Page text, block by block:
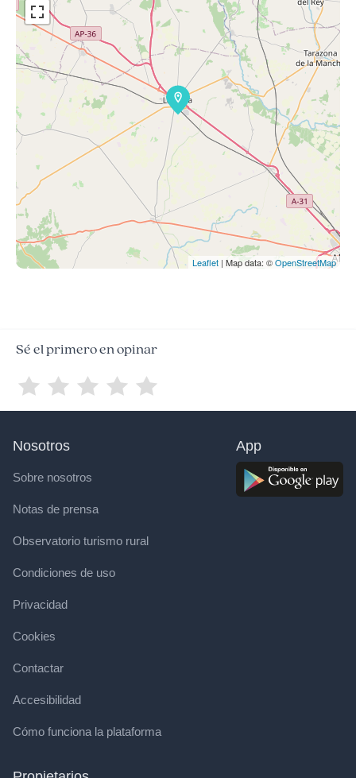
Leaflet | Map data: ©OpenStreetMap
Sé el primero en opinar
Nosotros
Sobre nosotros
Notas de prensa
Observatorio turismo rural
Condiciones de uso
Privacidad
Cookies
Contactar
Accesibilidad
Cómo funciona la plataforma
App